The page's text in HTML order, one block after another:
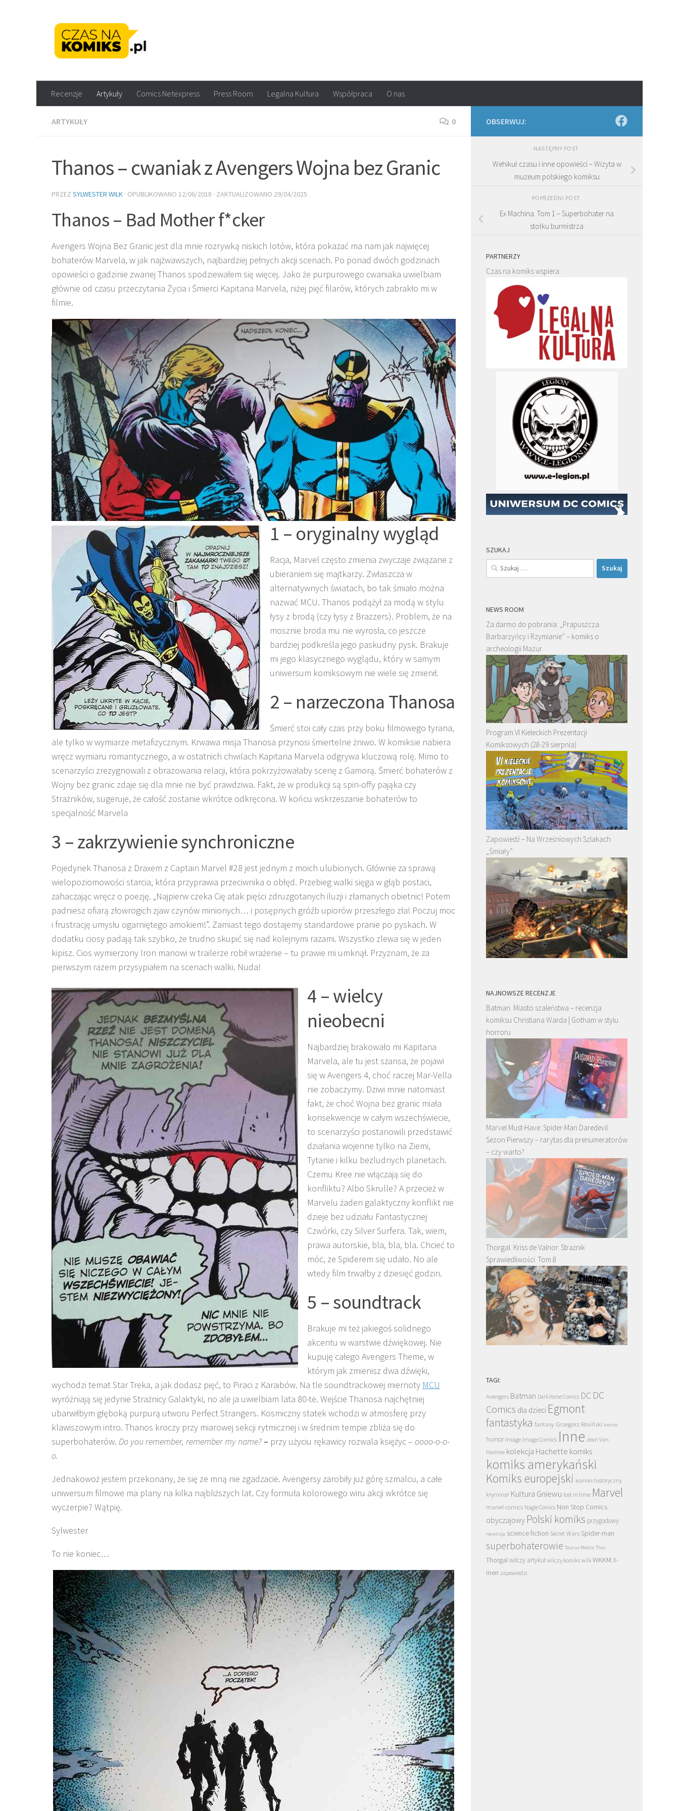
Recenzje Artykuły Comics Netexpress Press Room Legalna Kultura Współpraca O nas
ARTYKUŁY 0
Thanos – cwaniak z Avengers Wojna bez Granic
PRZEZ SYLWESTER WILK · OPUBLIKOWANO 12/06/2018 · ZAKTUALIZOWANO 29/04/2025
Thanos – Bad Mother f*cker
Avengers Wojna Bez Granic jest dla mnie rozrywką niskich lotów, która pokazać ma nam jak najwięcej
bohaterów Marvela, w jak najżwawszych, najbardziej pełnych akcji scenach. Po ponad dwóch godzinach
opowieści o gadzinie zwanej Thanos spodziewałem się więcej. Jako że purpurowego cwaniaka uwielbiam
głównie od czasu przeczytania Życia i Śmierci Kapitana Marvela, niżej pięć filarów, których zabrakło mi w
filmie.
1 – oryginalny wygląd
Racja, Marvel często zmienia zwyczaje związane z
ubieraniem się majtkarzy. Zwłaszcza w
alternatywnych światach, bo tak śmiało można
nazwać MCU. Thanos podążył za modą w stylu
łysy z brodą (czy łysy z Brazzers). Problem, że na
mosznie broda mu nie wyrosła, co jeszcze
bardziej podkreśla jego paskudny pysk. Brakuje
mi jego klasycznego wyglądu, który w samym
uniwersum komiksowym nie wiele się zmienił.
2 – narzeczona Thanosa
Śmierć stoi cały czas przy boku filmowego tyrana,
ale tylko w wymiarze metafizycznym. Krwawa misja Thanosa przynosi śmiertelne żniwo. W komiksie nabiera
wręcz wymiaru romantycznego, a w ostatnich chwilach Kapitana Marvela odgrywa kluczową rolę. Mimo to
scenarzyści zrezygnowali z obrazowania relacji, która pokrzyżowałaby scenę z Gamorą. Śmierć bohaterów z
Wojny bez granic zdaje się dla mnie nie być prawdziwa. Fakt, że w produkcji są spin-offy pająka czy
Strażników, sugeruje, że całość zostanie wkrótce odkręcona. W końcu wskrzeszanie bohaterów to
specjalność Marvela
3 – zakrzywienie synchroniczne
Pojedynek Thanosa z Draxem z Captain Marvel #28 jest jednym z moich ulubionych. Głównie za sprawą
wielopoziomowości starcia, która przyprawia przeciwnika o obłęd. Przebieg walki sięga w głąb postaci,
zahaczając wręcz o poezję. „Najpierw czeka Cię atak pięści zdruzgotanych iluzji i złamanych obietnic! Potem
padniesz ofiarą złowrogich zjaw czynów minionych… i posępnych gróźb upiorów przeszłego zła! Poczuj moc
i frustrację umysłu ogarniętego amokiem!”. Zamiast tego dostajemy standardowe pranie po pyskach. W
dodatku ciosy padają tak szybko, że trudno skupić się nad kolejnymi razami. Wszystko zlewa się w jeden
kipisz. Cios wymierzony Iron manowi w trailerze robił wrażenie – tu prawie mi umknął. Przyznam, że za
pierwszym razem przysypiałem na scenach walki. Nuda!
4 – wielcy
nieobecni
Najbardziej brakowało mi Kapitana
Marvela, ale tu jest szansa, że pojawi
się w Avengers 4, choć raczej Mar-Vella
nie zobaczymy. Dziwi mnie natomiast
fakt, że choć Wojna bez granic miała
konsekwencje w całym wszechświecie,
to scenarzyści postanowili przedstawić
działania wojenne tylko na Ziemi,
Tytanie i kilku bezludnych planetach.
Czemu Kree nie włączają się do
konfliktu? Albo Skrulle? A przecież w
Marvelu żaden galaktyczny konflikt nie
dzieje bez udziału Fantastycznej
Czwórki, czy Silver Surfera. Tak, wiem,
prawa autorskie, bla, bla, bla. Chcieć to
móc, ze Spiderem się udało. No ale
wtedy film trwałby z dziesięć godzin.
5 – soundtrack
Brakuje mi też jakiegoś solidnego
akcentu w warstwie dźwiękowej. Nie
kupuję całego Avengers Theme, w
którym jak zmienisz dwa dźwięki,
wychodzi temat Star Treka, a jak dodasz pięć, to Piraci z Karaibów. Na tle soundtrackowej miernoty MCU
wyróżniają się jedynie Strażnicy Galaktyki, no ale ja uwielbiam lata 80-te. Wejście Thanosa najchętniej
ubarwiłbym głęboką purpurą utworu Perfect Strangers. Kosmiczny statek wchodzi w atmosferę przy
klawiszowym intro. Thanos kroczy przy miarowej sekcji rytmicznej i w średnim tempie zbliża się do
superbohaterów. Do you remember, remember my name? – przy użyciu rękawicy rozwala księżyc – oooo-o-o-
o.
Jednakowoż jestem przekonany, że się ze mną nie zgadzacie. Avengersy zarobiły już górę szmalcu, a całe
uniwersum filmowe ma plany na kilka najbliższych lat. Czy formuła kolorowego wiru akcji wkrótce się
wyczerpie? Wątpię.
Sylwester
To nie koniec…
OBSERWUJ:
NASTĘPNY POST
Wehikuł czasu i inne opowieści – Wizyta w
muzeum polskiego komiksu
POPRZEDNI POST
Ex Machina. Tom 1 – Superbohater na
stołku burmistrza
PARTNERZY
Czas na komiks wspiera:
SZUKAJ
Szukaj:
NEWS ROOM
Za darmo do pobrania: „Prapuszcza.
Barbarzyńcy i Rzymianie” – komiks o
archeologii Mazur
Program VI Kieleckich Prezentacji
Komiksowych (28-29 sierpnia)
Zapowiedź – Na Wrześniowych Szlakach
„Śmiały”
NAJNOWSZE RECENZJE
Batman. Miasto szaleństwa – recenzja
komiksu Christiana Warda | Gotham w stylu
horroru
Marvel Must-Have: Spider-Man Daredevil.
Sezon Pierwszy – rarytas dla prenumeratorów
– czy warto?
Thorgal. Kriss de Valnor. Strażnik
Sprawiedliwości. Tom 8
TAGI:
Avengers Batman Dark Horse Comics DC DC
Comics dla dzieci Egmont
fantastyka fantasy Grzegorz Rosiński horror
humor Image Image Comics Inne Jean Van
Hamme kolekcja Hachette komiks
komiks amerykański
Komiks europejski komiks historyczny
kryminał Kultura Gniewu lost in time Marvel
marvel comics Nagle Comics Non Stop Comics
obyczajowy Polski komiks przygodowy
recenzja science fiction Secret Wars Spider-man
superbohaterowie Taurus Media Thor
Thorgalwilczy artykuł wilczy komiks wilk WKKM X-
men zapowiedzi